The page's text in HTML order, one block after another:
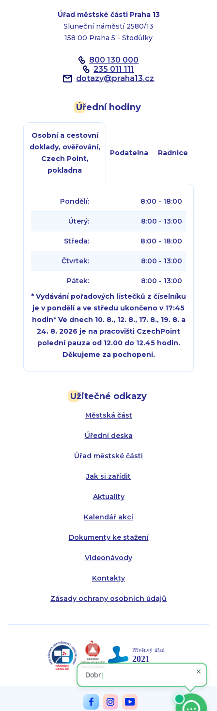
Úřad městské části Praha 13
Sluneční náměstí 2580/13
158 00 Praha 5 - Stodůlky
800 130 000
235 011 111
dotazy@praha13.cz
Užitečné odkazy
Městská část
Úřední deska
Úřad městské části
Jak si zařídit
Aktuality
Kalendář akcí
Dokumenty ke stažení
Videonávody
Kontakty
Zásady ochrany osobních údajů
Úřední hodiny
Osobní a cestovní
doklady, ověřování,
Czech Point,
pokladna
Podatelna Radnice
Pondělí: 8:00 - 18:00
Úterý: 8:00 - 13:00
Středa: 8:00 - 18:00
Čtvrtek: 8:00 - 13:00
Pátek:
8:00 - 13:00
* Vydávání pořadových lístečků z číselníku
je v pondělí a ve středu ukončeno v 17:45
hodin* Ve dnech 10. 8., 12. 8., 17. 8., 19. 8. a
24. 8. 2026 je na pracovišti CzechPoint
polední pauza od 12.00 do 12.45 hodin.
Děkujeme za pochopení.
Úterý:
Středa:
Čtvrtek:
Pátek:
Úterý:
Středa:
Čtvrtek: